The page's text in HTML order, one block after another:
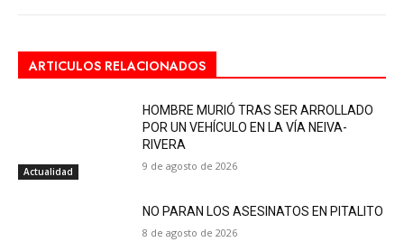
ARTICULOS RELACIONADOS
Actualidad
HOMBRE MURIÓ TRAS SER ARROLLADO
POR UN VEHÍCULO EN LA VÍA NEIVA-
RIVERA
9 de agosto de 2026
NO PARAN LOS ASESINATOS EN PITALITO
8 de agosto de 2026